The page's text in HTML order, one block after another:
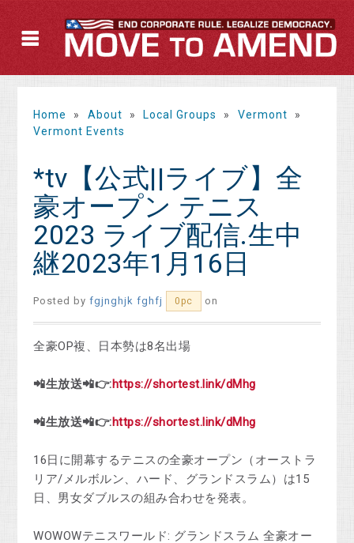
Home » About » Local Groups » Vermont
»
Vermont Events
*tv【公式||ライブ】全
豪オープン テニス
2023 ライブ配信.生中
継2023年1月16日
Posted byfgjnghjk fghfj 0pc on
全豪OP複、日本勢は8名出場
📲生放送📲👉:https://shortest.link/dMhg
📲生放送📲👉:https://shortest.link/dMhg
16日に開幕するテニスの全豪オープン（オーストラ
リア/メルボルン、ハード、グランドスラム）は15
日、男女ダブルスの組み合わせを発表。
WOWOWテニスワールド: グランドスラム 全豪オー